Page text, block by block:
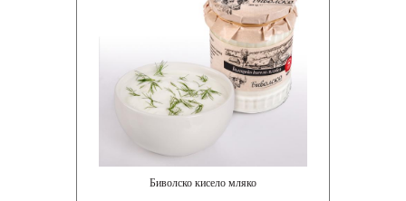
Биволско кисело мляко